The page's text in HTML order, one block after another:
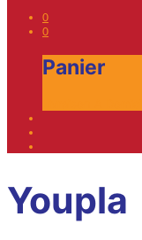
0
0
Panier
Youpla